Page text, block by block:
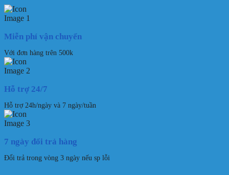
Miễn phí vận chuyển
Với đơn hàng trên 500k
Hỗ trợ 24/7
Hỗ trợ 24h/ngày và 7 ngày/tuần
7 ngày đổi trả hàng
Đổi trả trong vòng 3 ngày nếu sp lỗi